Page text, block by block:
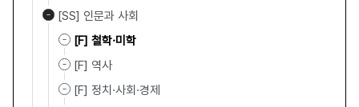
[SS] 인문과 사회
[F] 철학·미학
[F] 역사
[F] 정치·사회·경제